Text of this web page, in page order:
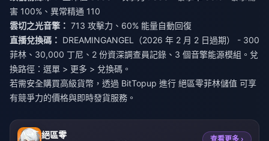
害 100%、異常精通 110
雲切之光音擎： 713 攻擊力、60% 能量自動回復
直播兌換碼： DREAMINGANGEL（2026 年 2 月 2 日過期） - 300
菲林、30,000 丁尼、2 份資深調查員記錄、3 個音擎能源模組。兌
換路徑：選單 > 更多 > 兌換碼。
若需安全購買高級貨幣，透過 BitTopup 進行 絕區零菲林儲值 可享
有競爭力的價格與即時發貨服務。
絕區零 查看更多 ›